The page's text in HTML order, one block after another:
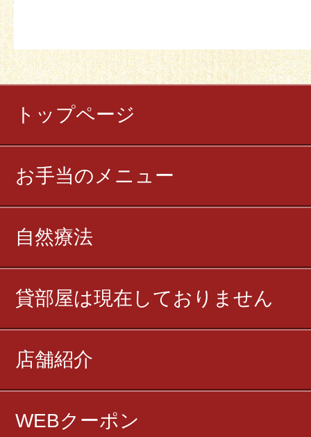
トップページ
お手当のメニュー
自然療法
貸部屋は現在しておりません
店舗紹介
WEBクーポン